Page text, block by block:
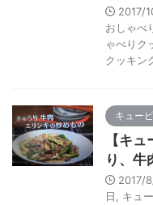
2017/
おしゃべ
ゃべりク
クッキン
キュー
【キ
り、牛
2017/
日
キュ